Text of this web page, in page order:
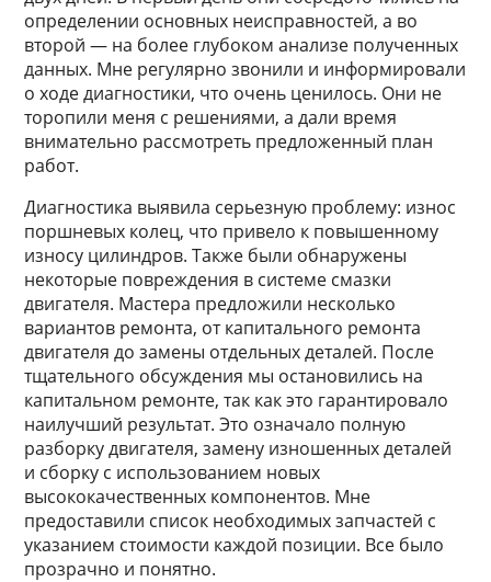
определении основных неисправностей, а во
второй — на более глубоком анализе полученных
данных. Мне регулярно звонили и информировали
о ходе диагностики, что очень ценилось. Они не
торопили меня с решениями, а дали время
внимательно рассмотреть предложенный план
работ.
Диагностика выявила серьезную проблему: износ
поршневых колец, что привело к повышенному
износу цилиндров. Также были обнаружены
некоторые повреждения в системе смазки
двигателя. Мастера предложили несколько
вариантов ремонта, от капитального ремонта
двигателя до замены отдельных деталей. После
тщательного обсуждения мы остановились на
капитальном ремонте, так как это гарантировало
наилучший результат. Это означало полную
разборку двигателя, замену изношенных деталей
и сборку с использованием новых
высококачественных компонентов. Мне
предоставили список необходимых запчастей с
указанием стоимости каждой позиции. Все было
прозрачно и понятно.